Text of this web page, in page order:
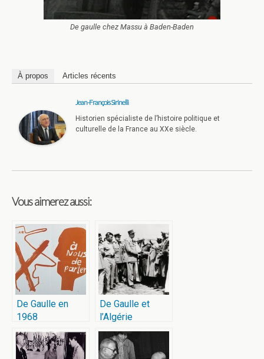
De gaulle chez Massu à Baden-Baden
À propos Articles récents
Jean-François Sirinelli
Historien spécialiste de l’histoire politique et
culturelle de la France au XXe siècle.
Vous aimerez aussi:
De Gaulle en
1968
De Gaulle et
l’Algérie